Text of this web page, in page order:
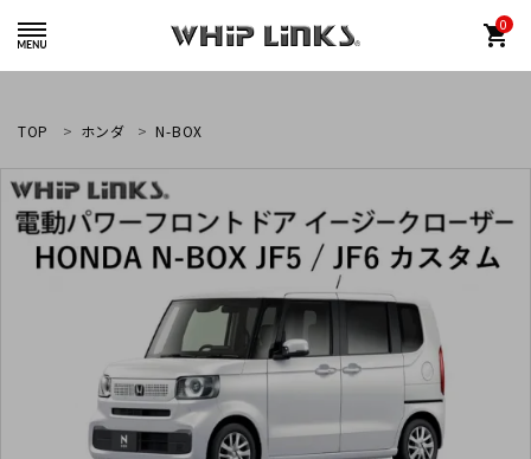
0
shopping_cart
whiplinks@heriantasu.com
☎048-452-8995
search
TOP ホンダ N-BOX